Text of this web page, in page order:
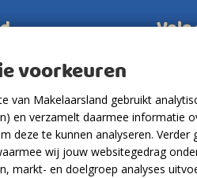
Volg
voorkeuren
van Makelaarsland gebruikt
en verzamelt daarmee informatie
deze te kunnen analyseren. Verder
wij jouw websitegedrag
markt- en doelgroep analyses